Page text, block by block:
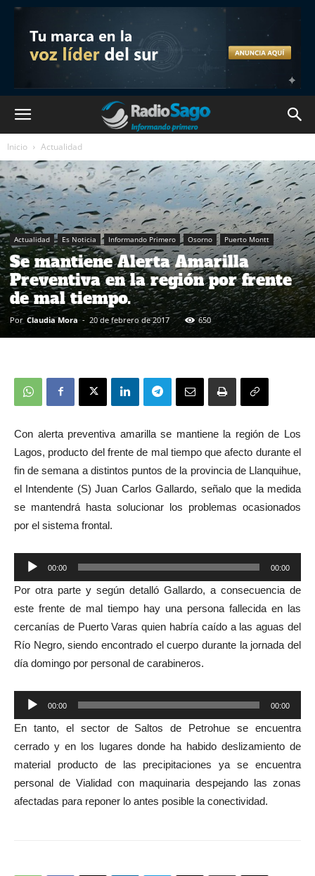
Inicio Actualidad
Actualidad Es Noticia Informando Primero Osorno Puerto Montt
Se mantiene Alerta Amarilla
Preventiva en la región por frente
de mal tiempo.
Por Claudia Mora - 20 de febrero de 2017 650
Con alerta preventiva amarilla se mantiene la región de Los
Lagos, producto del frente de mal tiempo que afecto durante el
fin de semana a distintos puntos de la provincia de Llanquihue,
el Intendente (S) Juan Carlos Gallardo, señalo que la medida
se mantendrá hasta solucionar los problemas ocasionados
por el sistema frontal.
Reproductor
de
audio
00:00 00:00
Por otra parte y según detalló Gallardo, a consecuencia de
este frente de mal tiempo hay una persona fallecida en las
cercanías de Puerto Varas quien habría caído a las aguas del
Río Negro, siendo encontrado el cuerpo durante la jornada del
día domingo por personal de carabineros.
Reproductor
de
audio
00:00 00:00
En tanto, el sector de Saltos de Petrohue se encuentra
cerrado y en los lugares donde ha habido deslizamiento de
material producto de las precipitaciones ya se encuentra
personal de Vialidad con maquinaria despejando las zonas
afectadas para reponer lo antes posible la conectividad.